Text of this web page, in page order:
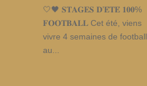
🤍🖤 𝐒𝐓𝐀𝐆𝐄𝐒 𝐃’𝐄́𝐓𝐄́ 𝟏𝟎𝟎%
𝐅𝐎𝐎𝐓𝐁𝐀𝐋𝐋 Cet été, viens
vivre 4 semaines de football
au...